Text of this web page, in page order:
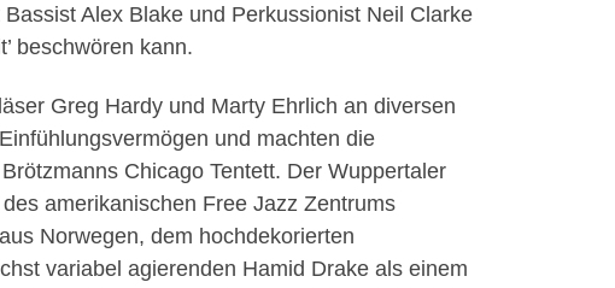
Alex Blake und Perkussionist Neil Clarke
beschwören kann.
Greg Hardy und Marty Ehrlich an diversen
und machten die
Chicago Tentett. Der Wuppertaler
amerikanischen Free Jazz Zentrums
Norwegen, dem hochdekorierten
variabel agierenden Hamid Drake als einem